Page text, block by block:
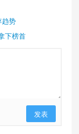
趋势
下榜首
发表